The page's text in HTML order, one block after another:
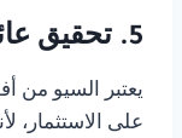
5. تحقيق عائد استثمار مرتفع
يعتبر السيو من
على الاستثمار،